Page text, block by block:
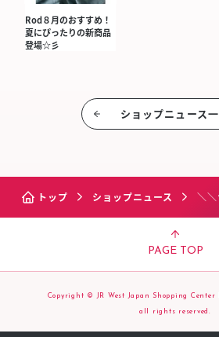
Rod８月のおすすめ！
夏にぴったりの新商品
登場☆彡
ショップニュース
トップ ショップニュース ＼
PAGE TOP
Copyright © JR West Japan Shopping Center
all rights reserved.